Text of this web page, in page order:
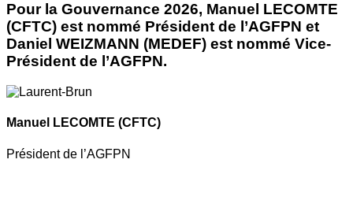
Pour la Gouvernance 2026, Manuel LECOMTE
(CFTC) est nommé Président de l’AGFPN et
Daniel WEIZMANN (MEDEF) est nommé Vice-
Président de l’AGFPN.
Manuel LECOMTE (CFTC)
Président de l’AGFPN